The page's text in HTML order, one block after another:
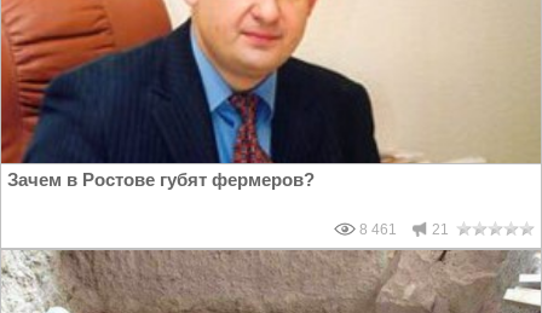
Зачем в Ростове губят фермеров?
8 461 21